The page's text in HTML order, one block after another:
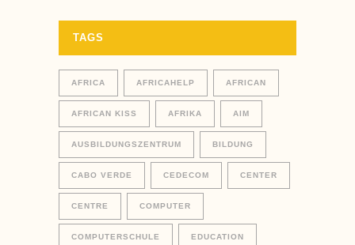
TAGS
AFRICA AFRICAHELP AFRICAN
AFRICAN KISS AFRIKA AIM
AUSBILDUNGSZENTRUM BILDUNG
CABO VERDE CEDECOM CENTER
CENTRE COMPUTER
COMPUTERSCHULE EDUCATION